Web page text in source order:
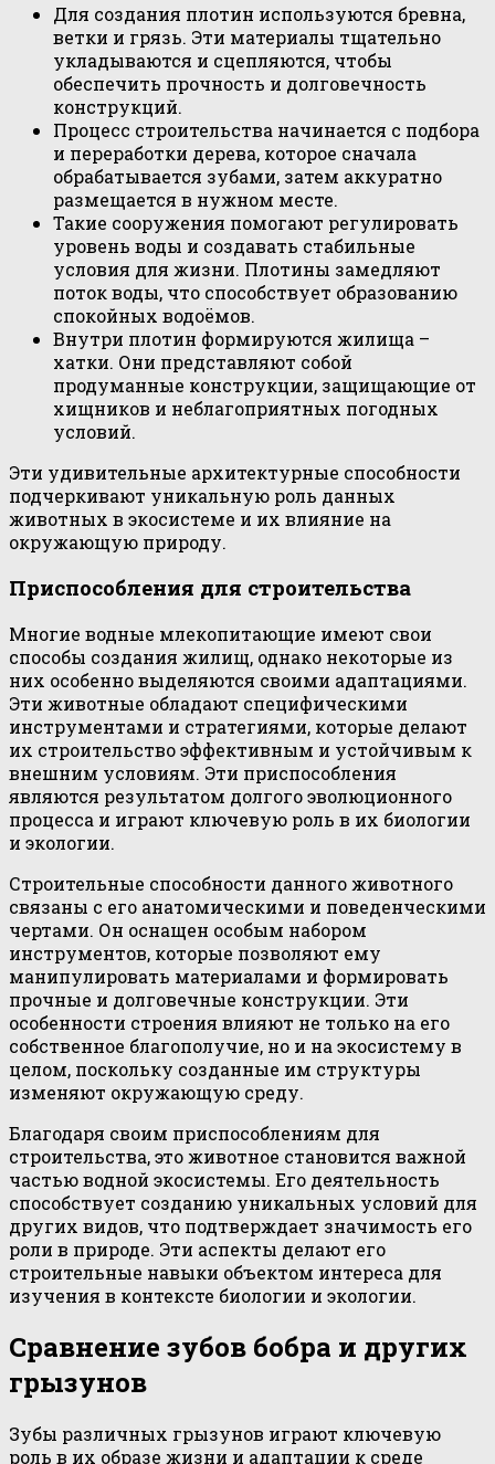
Для создания плотин используются бревна,
ветки и грязь. Эти материалы тщательно
укладываются и сцепляются, чтобы
обеспечить прочность и долговечность
конструкций.
Процесс строительства начинается с подбора
и переработки дерева, которое сначала
обрабатывается зубами, затем аккуратно
размещается в нужном месте.
Такие сооружения помогают регулировать
уровень воды и создавать стабильные
условия для жизни. Плотины замедляют
поток воды, что способствует образованию
спокойных водоёмов.
Внутри плотин формируются жилища –
хатки. Они представляют собой
продуманные конструкции, защищающие от
хищников и неблагоприятных погодных
условий.
Эти удивительные архитектурные способности
подчеркивают уникальную роль данных
животных в экосистеме и их влияние на
окружающую природу.
Приспособления для строительства
Многие водные млекопитающие имеют свои
способы создания жилищ, однако некоторые из
них особенно выделяются своими адаптациями.
Эти животные обладают специфическими
инструментами и стратегиями, которые делают
их строительство эффективным и устойчивым к
внешним условиям. Эти приспособления
являются результатом долгого эволюционного
процесса и играют ключевую роль в их биологии
и экологии.
Строительные способности данного животного
связаны с его анатомическими и поведенческими
чертами. Он оснащен особым набором
инструментов, которые позволяют ему
манипулировать материалами и формировать
прочные и долговечные конструкции. Эти
особенности строения влияют не только на его
собственное благополучие, но и на экосистему в
целом, поскольку созданные им структуры
изменяют окружающую среду.
Благодаря своим приспособлениям для
строительства, это животное становится важной
частью водной экосистемы. Его деятельность
способствует созданию уникальных условий для
других видов, что подтверждает значимость его
роли в природе. Эти аспекты делают его
строительные навыки объектом интереса для
изучения в контексте биологии и экологии.
Сравнение зубов бобра и других
грызунов
Зубы различных грызунов играют ключевую
роль в их образе жизни и адаптации к среде